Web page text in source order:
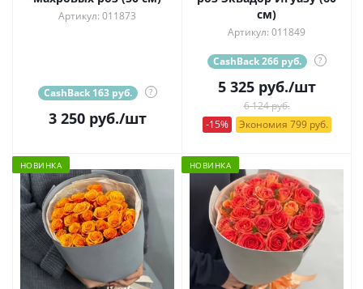
Артикул: 011873
CashBack 163 руб. ?
3 250руб./шт
см)
Артикул: 011849
CashBack 266 руб. ?
5 325руб./шт
6 124 руб.
-15%
Экономия 799 руб.
НОВИНКА НОВИНКА